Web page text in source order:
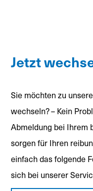
Jetzt
Sie möchten zu
wechseln? – Kein
Abmeldung bei Ihrem
sorgen für Ihren
einfach das folgende
sich bei unserer